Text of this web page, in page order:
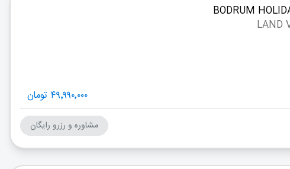
۴۹٬۹۹۰٬۰۰۰ تومان
مشاوره و رزرو رایگان